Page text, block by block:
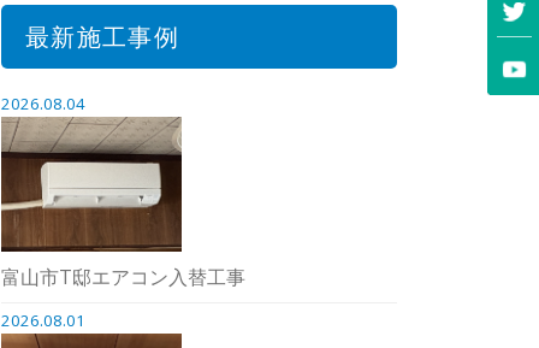
最新施工事例
2026.08.04
富山市T邸エアコン入替工事
2026.08.01